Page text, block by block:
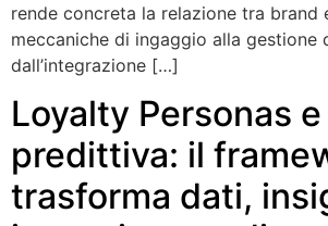
rende concreta la relazione tra brand
meccaniche di ingaggio alla gestione
dall’integrazione […]
Loyalty Personas
predittiva: il
trasforma dati,